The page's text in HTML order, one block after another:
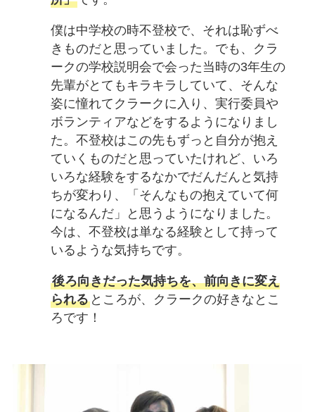
僕は中学校の時不登校で、それは恥ずべ
きものだと思っていました。でも、クラ
ークの学校説明会で会った当時の3年生の
先輩がとてもキラキラしていて、そんな
姿に憧れてクラークに入り、実行委員や
ボランティアなどをするようになりまし
た。不登校はこの先もずっと自分が抱え
ていくものだと思っていたけれど、いろ
いろな経験をするなかでだんだんと気持
ちが変わり、「そんなもの抱えていて何
になるんだ」と思うようになりました。
今は、不登校は単なる経験として持って
いるような気持ちです。
後ろ向きだった気持ちを、前向きに変え
られるところが、クラークの好きなとこ
ろです！